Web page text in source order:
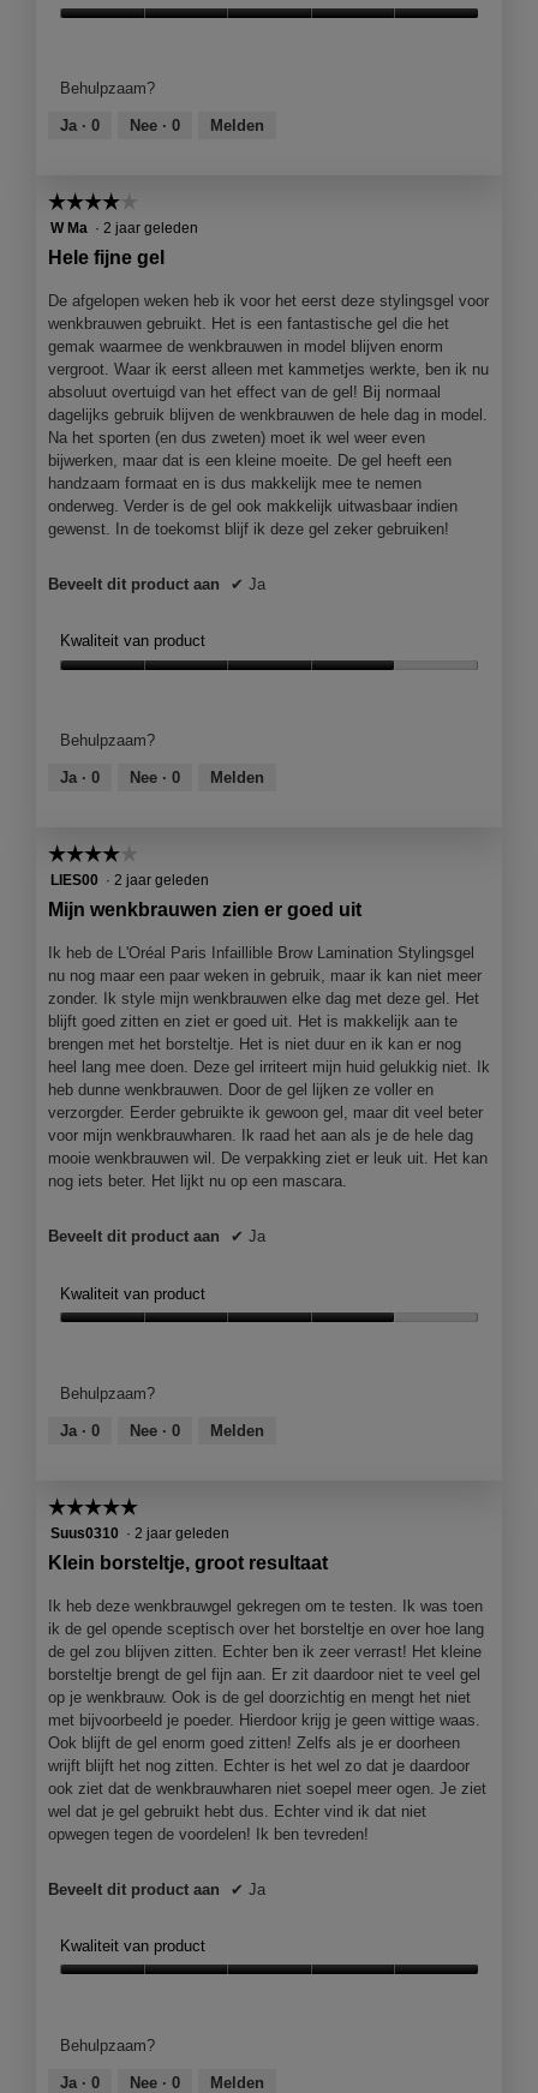
5
van
Behulpzaam?
Ja · 0 Nee · 0 Melden
☆☆☆☆☆
☆☆☆☆☆
4
van
sterren.
W Ma · 2 jaar geleden
Hele fijne gel
De afgelopen weken heb ik voor het eerst deze stylingsgel voor
wenkbrauwen gebruikt. Het is een fantastische gel die het
gemak waarmee de wenkbrauwen in model blijven enorm
vergroot. Waar ik eerst alleen met kammetjes werkte, ben ik nu
absoluut overtuigd van het effect van de gel! Bij normaal
dagelijks gebruik blijven de wenkbrauwen de hele dag in model.
Na het sporten (en dus zweten) moet ik wel weer even
bijwerken, maar dat is een kleine moeite. De gel heeft een
handzaam formaat en is dus makkelijk mee te nemen
onderweg. Verder is de gel ook makkelijk uitwasbaar indien
gewenst. In de toekomst blijf ik deze gel zeker gebruiken!
Beveelt dit product aan ✔ Ja
Kwaliteit van product
4
van
Behulpzaam?
Ja · 0 Nee · 0 Melden
☆☆☆☆☆
☆☆☆☆☆
4
van
sterren.
LIES00 · 2 jaar geleden
Mijn wenkbrauwen zien er goed uit
Ik heb de L'Oréal Paris Infaillible Brow Lamination Stylingsgel
nu nog maar een paar weken in gebruik, maar ik kan niet meer
zonder. Ik style mijn wenkbrauwen elke dag met deze gel. Het
blijft goed zitten en ziet er goed uit. Het is makkelijk aan te
brengen met het borsteltje. Het is niet duur en ik kan er nog
heel lang mee doen. Deze gel irriteert mijn huid gelukkig niet. Ik
heb dunne wenkbrauwen. Door de gel lijken ze voller en
verzorgder. Eerder gebruikte ik gewoon gel, maar dit veel beter
voor mijn wenkbrauwharen. Ik raad het aan als je de hele dag
mooie wenkbrauwen wil. De verpakking ziet er leuk uit. Het kan
nog iets beter. Het lijkt nu op een mascara.
Beveelt dit product aan ✔ Ja
Kwaliteit van product
4
van
Behulpzaam?
Ja · 0 Nee · 0 Melden
☆☆☆☆☆
☆☆☆☆☆
5
sterren.
Suus0310 · 2 jaar geleden
Klein borsteltje, groot resultaat
Ik heb deze wenkbrauwgel gekregen om te testen. Ik was toen
ik de gel opende sceptisch over het borsteltje en over hoe lang
de gel zou blijven zitten. Echter ben ik zeer verrast! Het kleine
borsteltje brengt de gel fijn aan. Er zit daardoor niet te veel gel
op je wenkbrauw. Ook is de gel doorzichtig en mengt het niet
met bijvoorbeeld je poeder. Hierdoor krijg je geen wittige waas.
Ook blijft de gel enorm goed zitten! Zelfs als je er doorheen
wrijft blijft het nog zitten. Echter is het wel zo dat je daardoor
ook ziet dat de wenkbrauwharen niet soepel meer ogen. Je ziet
wel dat je gel gebruikt hebt dus. Echter vind ik dat niet
opwegen tegen de voordelen! Ik ben tevreden!
Beveelt dit product aan ✔ Ja
Kwaliteit van product
5
van
Behulpzaam?
Ja · 0 Nee · 0 Melden